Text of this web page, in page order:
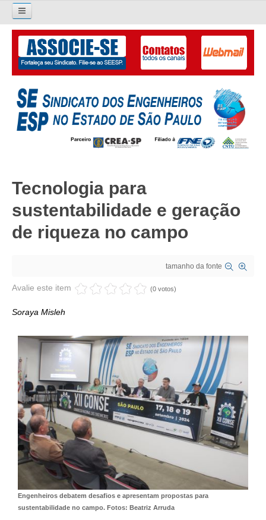
Pesquisar...
O SINDICATO
APRESENTAÇÃO
PALAVRA DO PRESIDENTE
LIVRO GESTÃO 2026-2029
SUBSEDES SINDICAIS
GALERIA EX-PRESIDENTES
CRESCE BRASIL
CONSELHO TECNOLÓGICO
HISTÓRICO E ATUAÇÃO
COMPOSIÇÃO
CONSELHOS ASSESSORES
PERSONALIDADES DA TECNOLOGIA
NÚCLEO DA MULHER ENGENHEIRA
TRANSPARÊNCIA
CONSULTORIA
Tecnologia para
sustentabilidade e geração
de riqueza no campo
tamanho da fonte
Avalie este item (0 votos)
Soraya Misleh
Engenheiros debatem desafios e apresentam propostas para
sustentabilidade no campo. Fotos: Beatriz Arruda